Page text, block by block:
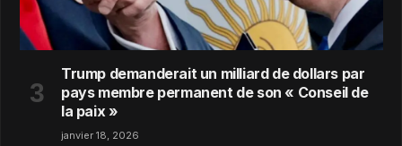
Trump demanderait un milliard de dollars par
pays membre permanent de son « Conseil de
la paix »
janvier 18, 2026